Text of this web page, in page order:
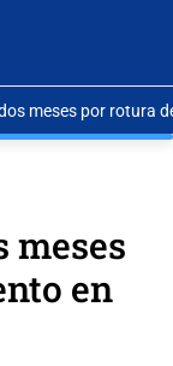
meses por rotura
meses
en